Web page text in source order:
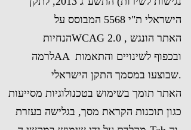
הישראלי ת"י 5568 המבוסס על
הנחיותWCAG 2.0 , האתר הונגש
לרמהAA ובכפוף לשינויים והתאמות
שבוצעו במסמך התקן הישראלי.
האתר תומך בשימוש בטכנולוגיות מסייעות
כגון תוכנות הקראת מסך, בגלישה בעזרת